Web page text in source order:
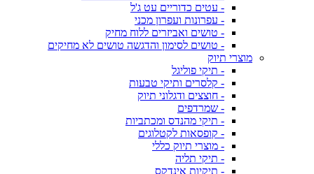
- עטים כדוריים עט ג'ל
- עפרונות ועפרון מכני
- טושים ואביזרים ללוח מחיק
- טושים לסימון והדגשה טושים לא מחיקים
מוצרי תיוק
- תיקי פוליגל
- קלסרים ותיקי טבעות
- חוצצים ודגלוני תיוק
- שמרדפים
- תיקי מהנדס ומכתביות
- קופסאות לקטלוגים
- מוצרי תיוק כללי
- תיקי תליה
- תיקיות אינדקס